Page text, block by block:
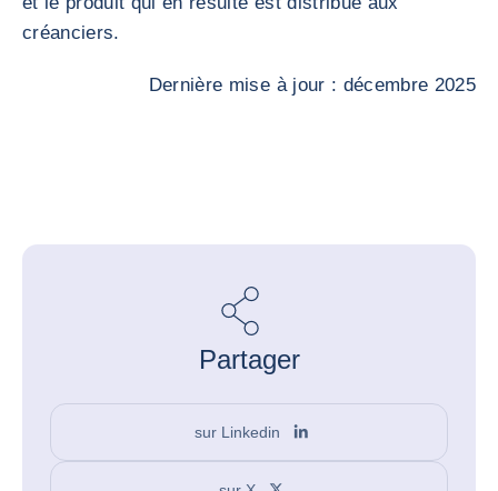
créanciers.
Dernière mise à jour : décembre 2025
Partager
sur Linkedin